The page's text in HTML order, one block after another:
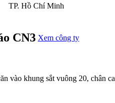
TP. Hồ Chí Minh
CN3 Xem công ty
vào khung sắt vuông 20, chân